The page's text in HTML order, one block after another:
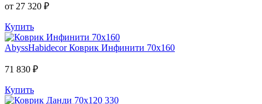
от 27 320 ₽
Купить
AbyssHabidecor Коврик Инфинити 70х160
71 830 ₽
Купить